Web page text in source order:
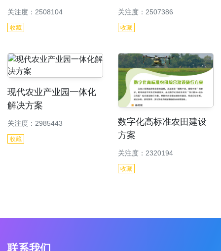
关注度：2508104
收藏
关注度：2507386
收藏
现代农业产业园一体化
解决方案
关注度：2985443
收藏
数字化高标准农田建设
方案
关注度：2320194
收藏
联系我们